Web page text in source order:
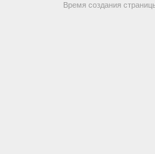
Время создания